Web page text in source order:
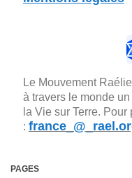
Le Mouvement
à travers le monde
la Vie sur Terre.
:
PAGES